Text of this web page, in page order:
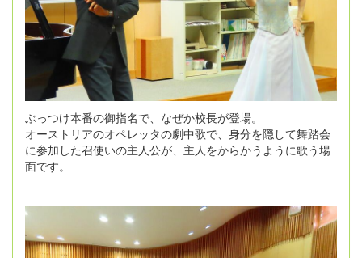
ぶっつけ本番の御指名で、なぜか校長が登場。
オーストリアのオペレッタの劇中歌で、身分を隠して舞踏会
に参加した召使いの主人公が、主人をからかうように歌う場
面です。